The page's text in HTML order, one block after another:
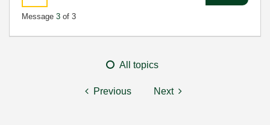
Message 3 of 3
All topics
Previous Next